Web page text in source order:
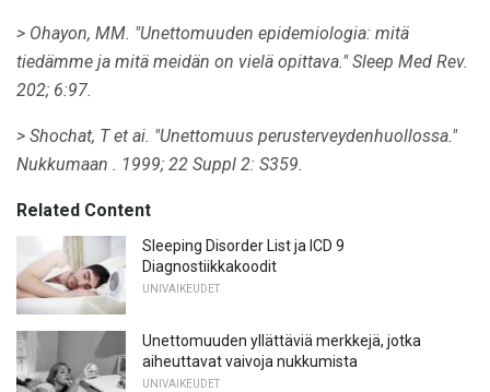
> Ohayon, MM. "Unettomuuden epidemiologia: mitä
tiedämme ja mitä meidän on vielä opittava." Sleep Med Rev.
202; 6:97.
> Shochat, T et ai. "Unettomuus perusterveydenhuollossa."
Nukkumaan . 1999; 22 Suppl 2: S359.
Related Content
Sleeping Disorder List ja ICD 9
Diagnostiikkakoodit
UNIVAIKEUDET
Unettomuuden yllättäviä merkkejä, jotka
aiheuttavat vaivoja nukkumista
UNIVAIKEUDET